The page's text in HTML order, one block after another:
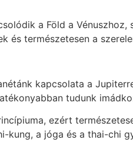
a Föld a
és természetesen a
kapcsolata a
tudunk
ezért
kung, a jóga és a thai-chi